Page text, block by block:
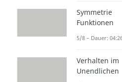
Symmetrie
Funktionen
5/8 – Dauer:
Verhalten im
Unendlichen